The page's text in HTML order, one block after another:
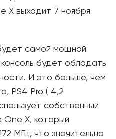
X выходит 7 ноября
самой мощной
будет обладать
И это больше, чем
PS4 Pro ( 4,2
собственный
One X, который
МГц, что значительно